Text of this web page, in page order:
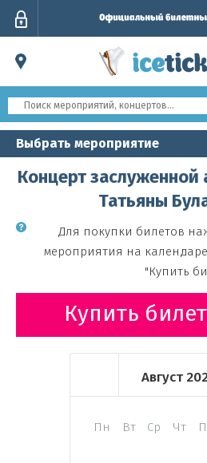
Выбрать мероприятие
Концерт заслуженной
Татьяны
Для покупки билетов
мероприятия на
"Купить
Купить билет
Август
Пн Вт Ср Чт